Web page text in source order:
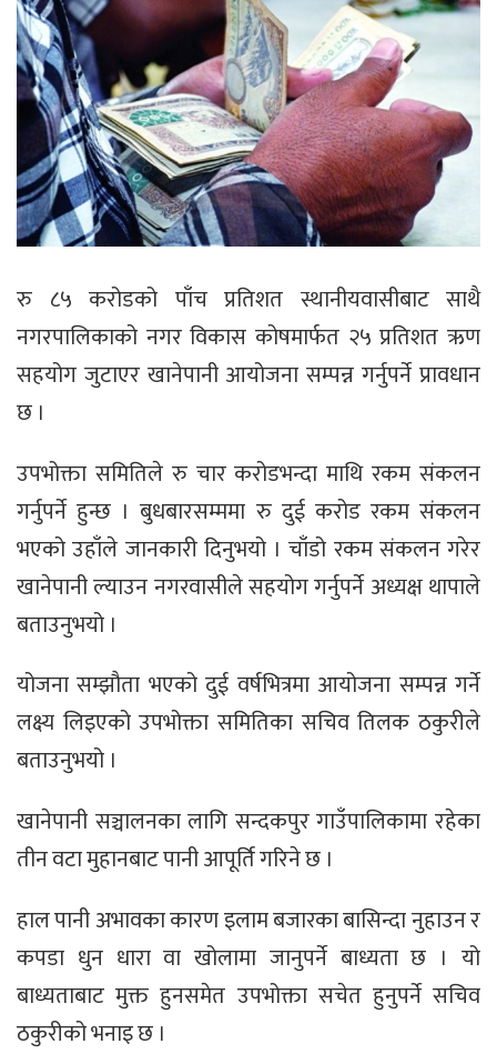
रु ८५ करोडको पाँच प्रतिशत स्थानीयवासीबाट साथै
नगरपालिकाको नगर विकास कोषमार्फत २५ प्रतिशत ऋण
सहयोग जुटाएर खानेपानी आयोजना सम्पन्न गर्नुपर्ने प्रावधान
छ ।
उपभोक्ता समितिले रु चार करोडभन्दा माथि रकम संकलन
गर्नुपर्ने हुन्छ । बुधबारसम्ममा रु दुई करोड रकम संकलन
भएको उहाँले जानकारी दिनुभयो । चाँडो रकम संकलन गरेर
खानेपानी ल्याउन नगरवासीले सहयोग गर्नुपर्ने अध्यक्ष थापाले
बताउनुभयो ।
योजना सम्झौता भएको दुई वर्षभित्रमा आयोजना सम्पन्न गर्ने
लक्ष्य लिइएको उपभोक्ता समितिका सचिव तिलक ठकुरीले
बताउनुभयो ।
खानेपानी सञ्चालनका लागि सन्दकपुर गाउँपालिकामा रहेका
तीन वटा मुहानबाट पानी आपूर्ति गरिने छ ।
हाल पानी अभावका कारण इलाम बजारका बासिन्दा नुहाउन र
कपडा धुन धारा वा खोलामा जानुपर्ने बाध्यता छ । यो
बाध्यताबाट मुक्त हुनसमेत उपभोक्ता सचेत हुनुपर्ने सचिव
ठकुरीको भनाइ छ ।